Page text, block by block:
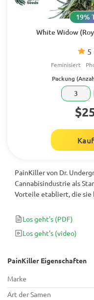
White Widow
5
19%
Feminisiert
Packung
3
PainKiller von Dr.
Cannabisindustrie als
Vorteile etabliert, die sie
Sorte vermittelt ein
Schläfrigkeit, was sie
Schlaflosigkeit zu
atemberaubenden
Wochen Grund genug,
Los geht's (PDF)
Los geht's (video)
PainKiller Eigenschaften
Marke
Art der Samen